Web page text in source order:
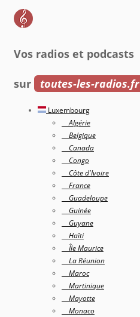
Vos radios et podcasts
sur toutes-les-radios.fr
Luxembourg
Algérie
Belgique
Canada
Congo
Côte d'Ivoire
France
Guadeloupe
Guinée
Guyane
Haîti
Île Maurice
La Réunion
Maroc
Martinique
Mayotte
Monaco